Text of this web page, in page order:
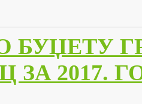
БУЏЕТУ
ЗА 2017.